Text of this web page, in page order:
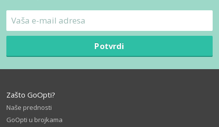
Potvrdi
Zašto GoOpti?
Naše prednosti
GoOpti u brojkama